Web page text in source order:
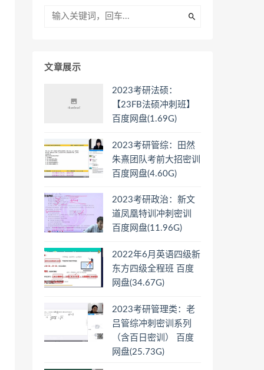
文章展示
2023考研法硕：
【23FB法硕冲刺班】
百度网盘(1.69G)
2023考研管综：田然
朱熹团队考前大招密训
百度网盘(4.60G)
2023考研政治：新文
道凤凰特训冲刺密训
百度网盘(11.96G)
2022年6月英语四级新
东方四级全程班 百度
网盘(34.67G)
2023考研管理类：老
吕管综冲刺密训系列
（含百日密训） 百度
网盘(25.73G)